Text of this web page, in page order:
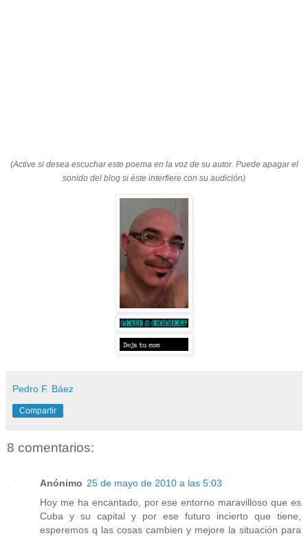
(Active si desea escuchar este poema en la voz de su autor. Puede apagar el
sonido del blog si éste interfiere con su audición)
Pedro F. Báez
Compartir
8 comentarios:
Anónimo 25 de mayo de 2010 a las 5:03
Hoy me ha encantado, por ese entorno maravilloso que es
Cuba y su capital y por ese futuro incierto que tiene,
esperemos q las cosas cambien y mejore la situación para